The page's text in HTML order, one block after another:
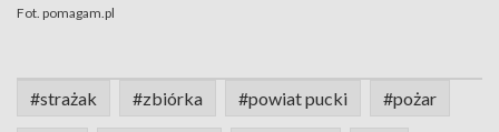
Fot. pomagam.pl
#strażak #zbiórka #powiat pucki #pożar